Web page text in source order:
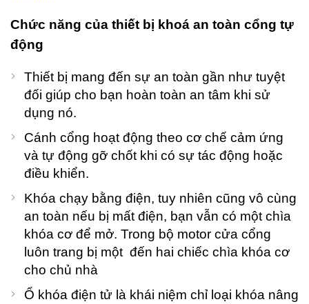
Chức năng của thiết bị khoá an toàn cổng tự
động
Thiết bị mang đến sự an toàn gần như tuyệt
đối giúp cho bạn hoàn toàn an tâm khi sử
dụng nó.
Cánh cổng hoạt động theo cơ chế cảm ứng
và tự động gỡ chốt khi có sự tác động hoặc
điều khiển.
Khóa chạy bằng điện, tuy nhiên cũng vô cùng
an toàn nếu bị mất điện, bạn vẫn có một chìa
khóa cơ để mở. Trong bộ motor cửa cổng
luôn trang bị một đến hai chiếc chìa khóa cơ
cho chủ nhà
Ổ khóa điện tử là khái niệm chỉ loại khóa nâng